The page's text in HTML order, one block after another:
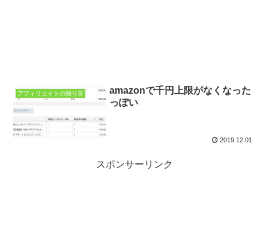
アフィリエイトの独り言
amazonで千円上限がなくなった
っぽい
2019.12.01
スポンサーリンク